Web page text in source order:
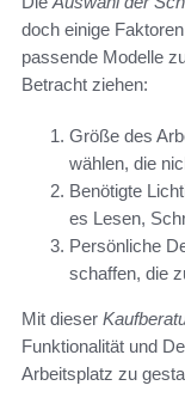
doch einige
passende Modelle
Betracht ziehen:
Größe des
wählen, die
Benötigte
es Lesen,
Persönliche
schaffen, die
Mit dieser
Funktionalität und
Arbeitsplatz zu